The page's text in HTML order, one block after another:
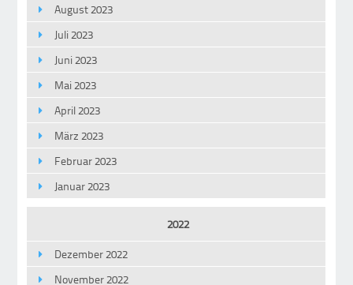
August 2023
Juli 2023
Juni 2023
Mai 2023
April 2023
März 2023
Februar 2023
Januar 2023
2022
Dezember 2022
November 2022